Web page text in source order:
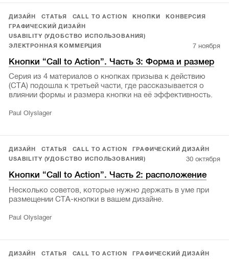
ДИЗАЙН СТАТЬЯ CALL TO ACTION КНОПКИ
КОНВЕРСИЯ
ГРАФИЧЕСКИЙ ДИЗАЙН
USABILITY (УДОБСТВО ИСПОЛЬЗОВАНИЯ)
ЭЛЕКТРОННАЯ КОММЕРЦИЯ
7 ноября
Кнопки “Call to Action”. Часть 3: Форма и размер
Серия из 4 материалов о кнопках призыва к действию
(СTA) подошла к третьей части, где рассказывается о
влиянии формы и размера кнопки на её эффективность.
Paul Olyslager
ДИЗАЙН СТАТЬЯ CALL TO ACTION
ГРАФИЧЕСКИЙ ДИЗАЙН
USABILITY (УДОБСТВО ИСПОЛЬЗОВАНИЯ)
30 октября
Кнопки “Call to Action”. Часть 2: расположение
Несколько советов, которые нужно держать в уме при
размещении СТА-кнопки в вашем дизайне.
Paul Olyslager
ДИЗАЙН СТАТЬЯ CALL TO ACTION
ГРАФИЧЕСКИЙ ДИЗАЙН